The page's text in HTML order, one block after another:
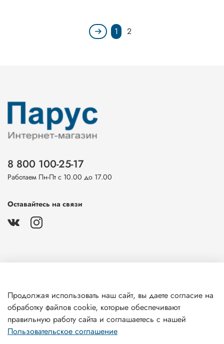
1 2
Клиентам
8 800 100-25-17
Работаем Пн-Пт с 10.00 до 17.00
Оставайтесь на связи
Продолжая использовать наш сайт, вы даете согласие на
обработку файлов cookie, которые обеспечивают
правильную работу сайта и соглашаетесь с нашей
Пользовательское соглашение